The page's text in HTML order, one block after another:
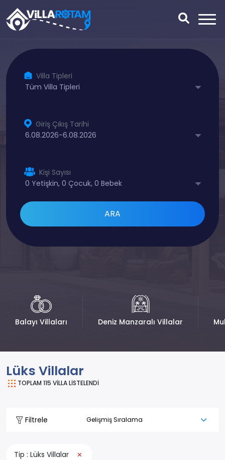
Villa Tipleri
Giriş Çıkış Tarihi
Kişi Sayısı
ARA
Balayı Villaları Deniz Manzaralı Villalar
Lüks Villalar
TOPLAM 115 VİLLA LİSTELENDİ
Filtrele
Tip : Lüks Villalar